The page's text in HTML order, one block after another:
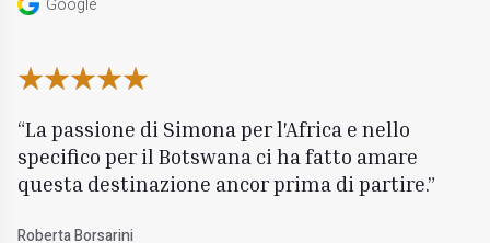
Google
La passione di Simona per l'Africa e nello
specifico per il Botswana ci ha fatto amare
questa destinazione ancor prima di partire.
Roberta Borsarini